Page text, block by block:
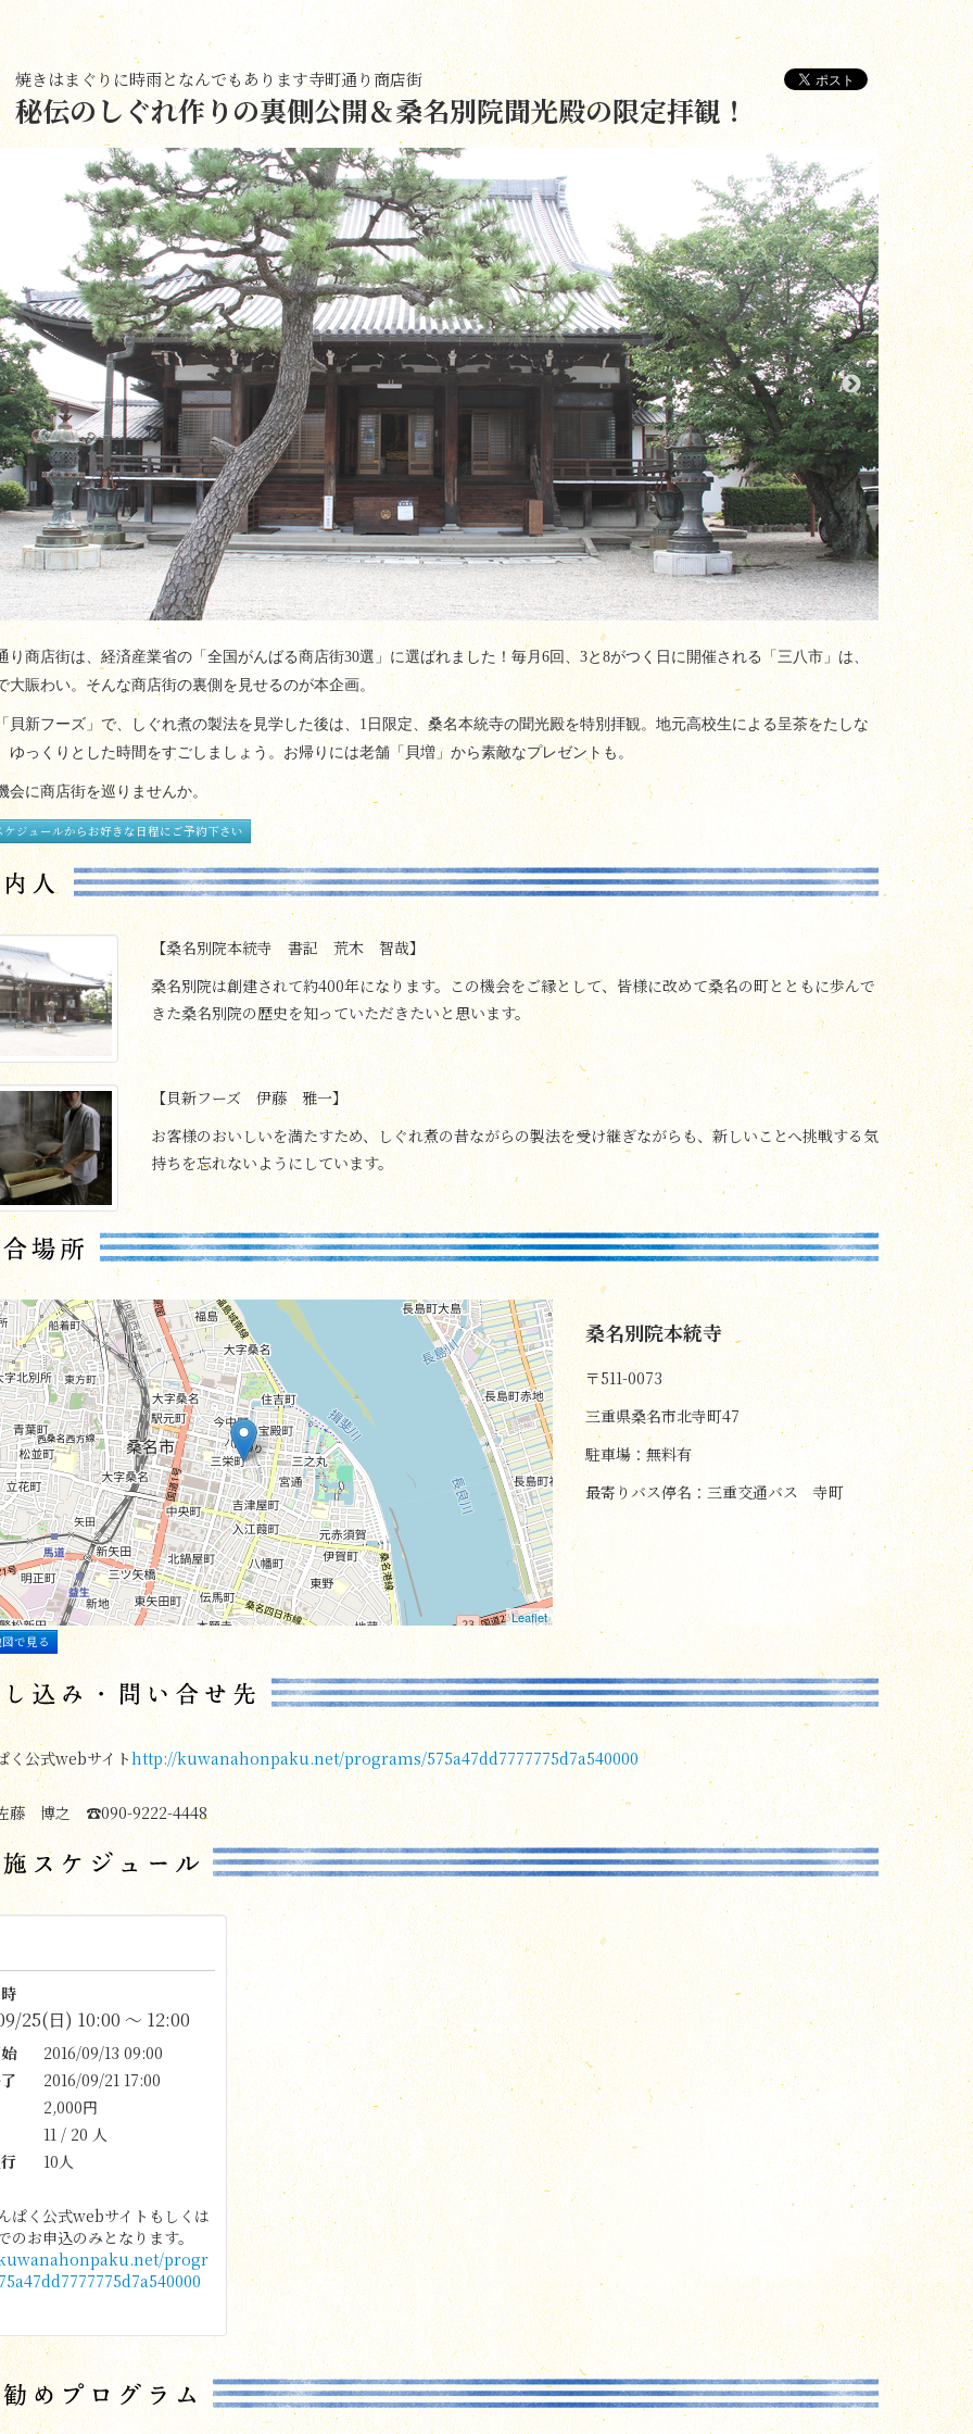
焼きはまぐりに時雨となんでもあります寺町通り商店街
秘伝のしぐれ作りの裏側公開＆桑名別院聞光殿の限定拝観！
り商店街は、経済産業省の「全国がんばる商店街30選」に選ばれました！毎月6回、3と8がつく日に開催される「三八市」は、
大賑わい。そんな商店街の裏側を見せるのが本企画。
貝新フーズ」で、しぐれ煮の製法を見学した後は、 1日限定、桑名本統寺の聞光殿を特別拝観。地元高校生による呈茶をたしな
ゆっくりとした時間をすごしましょう。お帰りには老舗「貝増」から素敵なプレゼントも。
会に商店街を巡りませんか。
ケジュールからお好きな日程にご予約下さい
【桑名別院本統寺 書記 荒木 智哉】
桑名別院は創建されて約400年になります。この機会をご縁として、皆様に改めて桑名の町とともに歩んで
きた桑名別院の歴史を知っていただきたいと思います。
【貝新フーズ 伊藤 雅一】
お客様のおいしいを満たすため、しぐれ煮の昔ながらの製法を受け継ぎながらも、新しいことへ挑戦する気
持ちを忘れないようにしています。
Leaflet
で見る
桑名別院本統寺
〒511-0073
三重県桑名市北寺町47
駐車場：無料有
最寄りバス停名：三重交通バス 寺町
く公式webサイトhttp://kuwanahonpaku.net/programs/575a47dd7777775d7a540000
藤 博之 ☎090-9222-4448
25(日) 10:00 〜 12:00
2016/09/13 09:00
2016/09/21 17:00
2,000円
11 / 20 人
10人
ぱく公式webサイトもしくは
のお申込のみとなります。
progr